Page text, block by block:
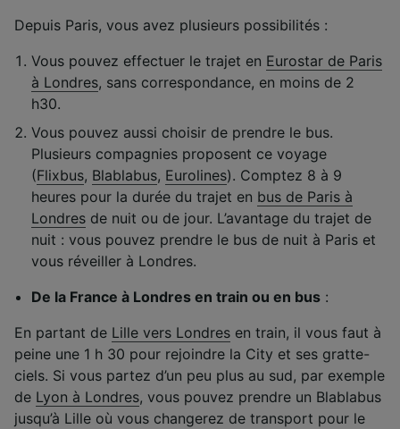
Depuis Paris, vous avez plusieurs possibilités :
Vous pouvez effectuer le trajet en Eurostar de Paris
à Londres, sans correspondance, en moins de 2
h30.
Vous pouvez aussi choisir de prendre le bus.
Plusieurs compagnies proposent ce voyage
(Flixbus, Blablabus, Eurolines). Comptez 8 à 9
heures pour la durée du trajet en bus de Paris à
Londres de nuit ou de jour. L’avantage du trajet de
nuit : vous pouvez prendre le bus de nuit à Paris et
vous réveiller à Londres.
De la France à Londres en train ou en bus :
En partant de Lille vers Londres en train, il vous faut à
peine une 1 h 30 pour rejoindre la City et ses gratte-
ciels. Si vous partez d’un peu plus au sud, par exemple
de Lyon à Londres, vous pouvez prendre un Blablabus
jusqu’à Lille où vous changerez de transport pour le